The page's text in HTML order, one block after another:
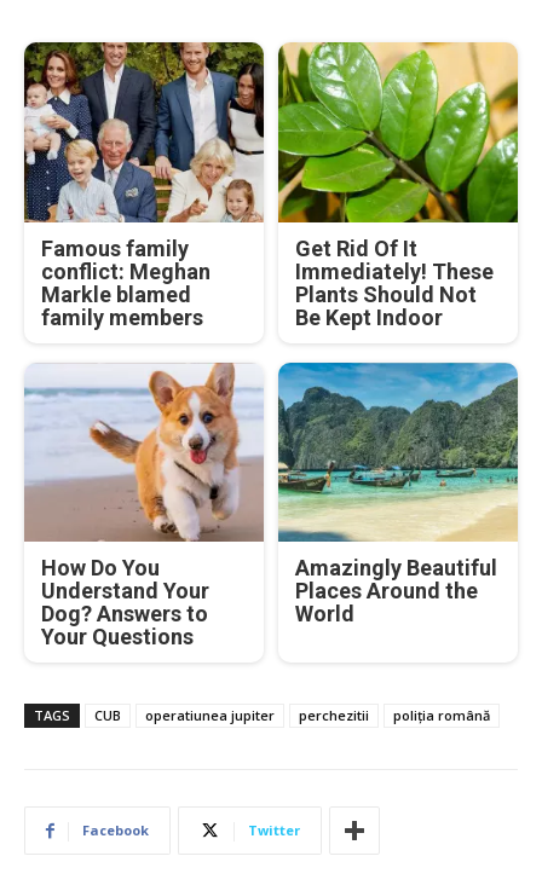
Famous family
conflict: Meghan
Markle blamed
family members
Get Rid Of It
Immediately! These
Plants Should Not
Be Kept Indoor
How Do You
Understand Your
Dog? Answers to
Your Questions
Amazingly Beautiful
Places Around the
World
TAGS CUB operatiunea jupiter perchezitii poliția română
Facebook Twitter